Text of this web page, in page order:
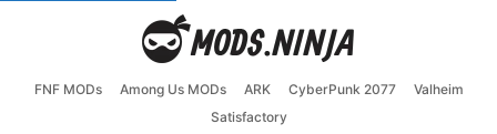
FNF MODs Among Us MODs ARK CyberPunk 2077
Valheim
Satisfactory